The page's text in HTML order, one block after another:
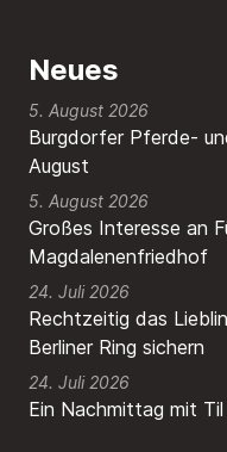
Neues
Burgdorfer Pferde-
August
5. August 2026
Großes Interesse an
Magdalenenfriedhof
5. August 2026
Rechtzeitig das
Berliner Ring sichern
24. Juli 2026
Ein Nachmittag mit
24. Juli 2026